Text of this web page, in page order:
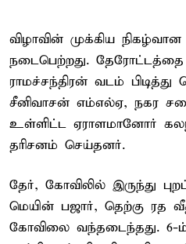
விழாவின் முக்கிய
நடைபெற்றது.
ராமச்சந்திரன் வடம்
சீனிவாசன் எம்எல்ஏ, நகர
உள்ளிட்ட ஏராளமானோர்
தரிசனம் செய்தனர்.
தேர், கோவிலில் இருந்து
மெயின் பஜார், தெற்கு ரத
கோவிலை வந்தடைந்தது. 6-